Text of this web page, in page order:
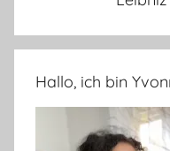
Hallo, ich bin